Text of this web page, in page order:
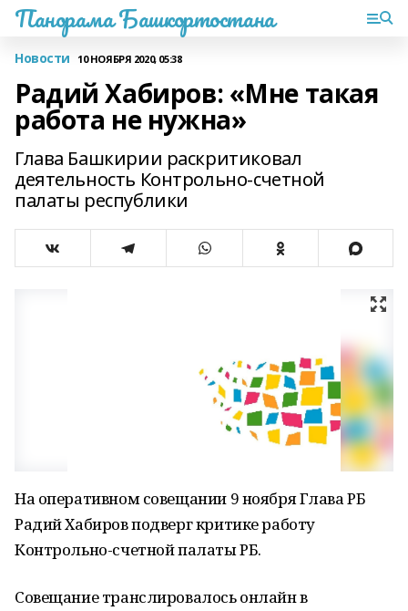
Панорама Башкортостана
Новости 10 НОЯБРЯ 2020, 05:38
Радий Хабиров: «Мне такая
работа не нужна»
Глава Башкирии раскритиковал
деятельность Контрольно-счетной
палаты республики
На оперативном совещании 9 ноября Глава РБ
Радий Хабиров подверг критике работу
Контрольно-счетной палаты РБ.
Совещание транслировалось онлайн в